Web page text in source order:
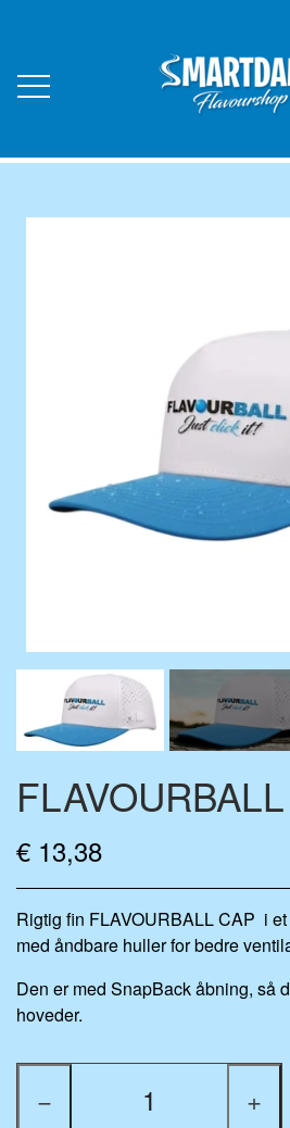
LED AROMA
FLAVOURBALL
FLAVOURBALL
FLAVOURDROP
MIX-
KONTAKT
ÜBER
HÄNDLER
€ 13,38
Rigtig fin FLAVOURBALL CAP i
med åndbare huller for bedre
Den er med SnapBack åbning, så
hoveder.
− +